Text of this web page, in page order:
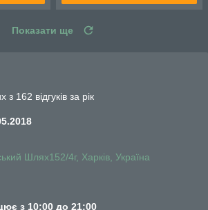
Показати ще
162 відгуків за рік
Шлях152/4г, Харків, Україна
з 10:00 до 21:00